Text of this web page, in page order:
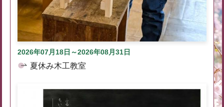
2026年07月18日～2026年08月31日
夏休み木工教室